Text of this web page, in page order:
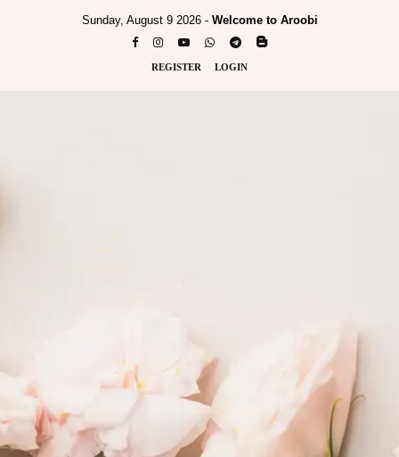
Sunday, August 9 2026 - Welcome to Aroobi
REGISTER LOGIN